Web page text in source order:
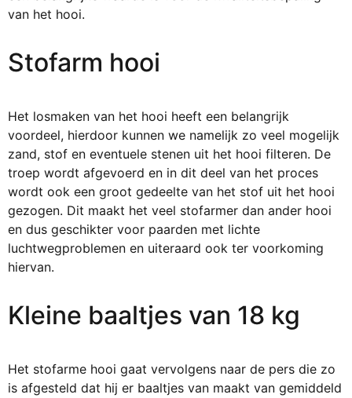
van het hooi.
Stofarm hooi
Het losmaken van het hooi heeft een belangrijk
voordeel, hierdoor kunnen we namelijk zo veel mogelijk
zand, stof en eventuele stenen uit het hooi filteren. De
troep wordt afgevoerd en in dit deel van het proces
wordt ook een groot gedeelte van het stof uit het hooi
gezogen. Dit maakt het veel stofarmer dan ander hooi
en dus geschikter voor paarden met lichte
luchtwegproblemen en uiteraard ook ter voorkoming
hiervan.
Kleine baaltjes van 18 kg
Het stofarme hooi gaat vervolgens naar de pers die zo
is afgesteld dat hij er baaltjes van maakt van gemiddeld